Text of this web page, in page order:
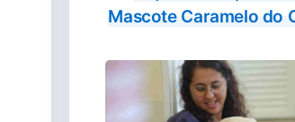
Mascote Caramelo do